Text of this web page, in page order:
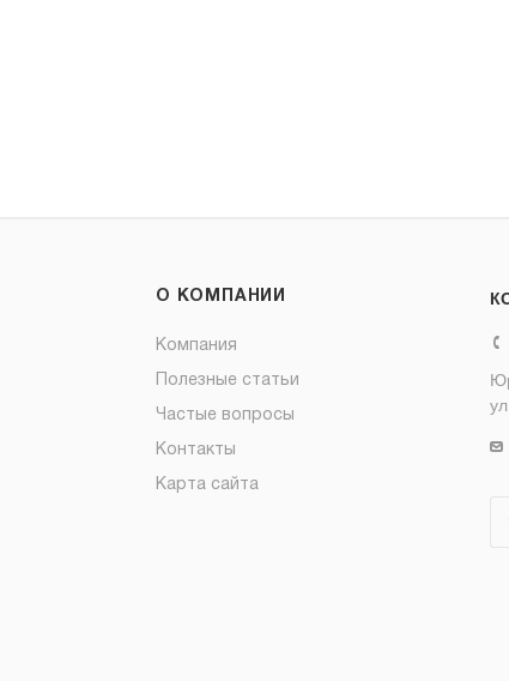
О КОМПАНИИ
Компания
Полезные статьи
Частые вопросы
Контакты
Карта сайта